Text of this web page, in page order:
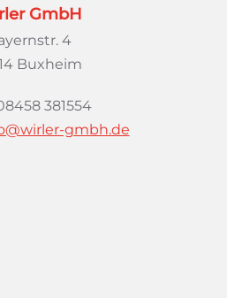
GmbH
4
Buxheim
381554
gmbh.de